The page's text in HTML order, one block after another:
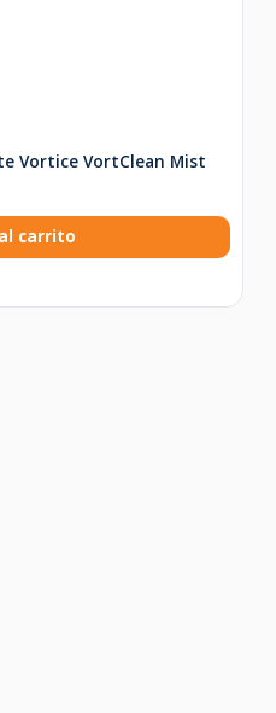
Vortice VortClean Mist
carrito